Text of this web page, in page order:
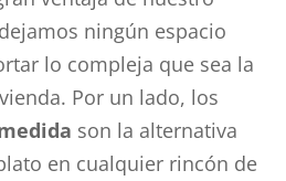
ningún espacio
lo compleja que sea la
Por un lado, los
son la alternativa
en cualquier rincón de